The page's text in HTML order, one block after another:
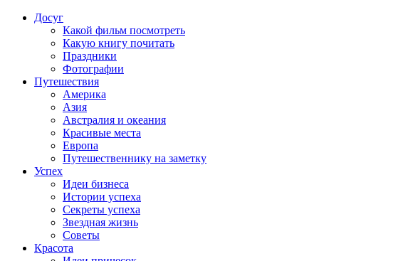
Досуг
Какой фильм посмотреть
Какую книгу почитать
Праздники
Фотографии
Путешествия
Америка
Азия
Австралия и океания
Красивые места
Европа
Путешественнику на заметку
Успех
Идеи бизнеса
Истории успеха
Секреты успеха
Звездная жизнь
Советы
Красота